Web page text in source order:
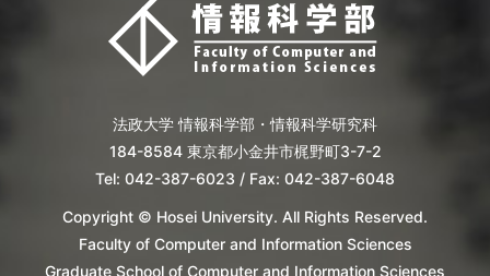
法政大学 情報科学部・情報科学研究科
184-8584 東京都小金井市梶野町3-7-2
Tel: 042-387-6023 / Fax: 042-387-6048
Copyright © Hosei University. All Rights Reserved.
Faculty of Computer and Information Sciences
Graduate School of Computer and Information Sciences